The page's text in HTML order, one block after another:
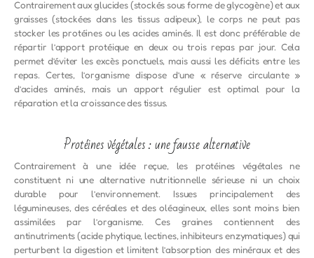
Contrairement aux glucides (stockés sous forme de glycogène) et aux
graisses (stockées dans les tissus adipeux), le corps ne peut pas
stocker les protéines ou les acides aminés. Il est donc préférable de
répartir l’apport protéique en deux ou trois repas par jour. Cela
permet d’éviter les excès ponctuels, mais aussi les déficits entre les
repas. Certes, l’organisme dispose d’une « réserve circulante »
d’acides aminés, mais un apport régulier est optimal pour la
réparation et la croissance des tissus.
Protéines végétales : une fausse alternative
Contrairement à une idée reçue, les protéines végétales ne
constituent ni une alternative nutritionnelle sérieuse ni un choix
durable pour l’environnement. Issues principalement des
légumineuses, des céréales et des oléagineux, elles sont moins bien
assimilées par l’organisme. Ces graines contiennent des
antinutriments (acide phytique, lectines, inhibiteurs enzymatiques) qui
perturbent la digestion et limitent l’absorption des minéraux et des